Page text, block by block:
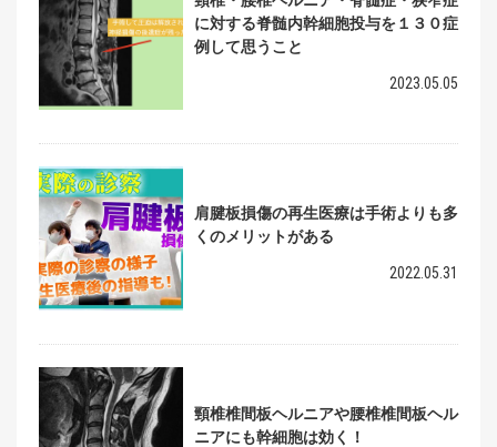
に対する脊髄内幹細胞投与を１３０症
例して思うこと
2023.05.05
肩腱板損傷の再生医療は手術よりも多
くのメリットがある
2022.05.31
頸椎椎間板ヘルニアや腰椎椎間板ヘル
ニアにも幹細胞は効く！